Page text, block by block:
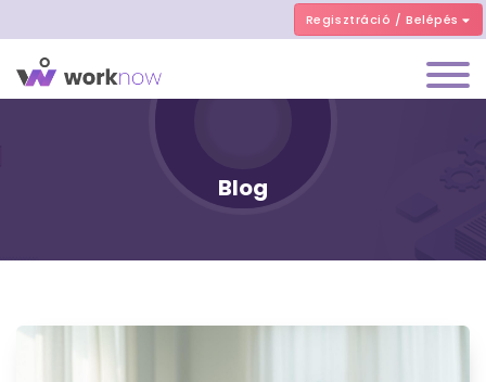
Regisztráció / Belépés
Blog